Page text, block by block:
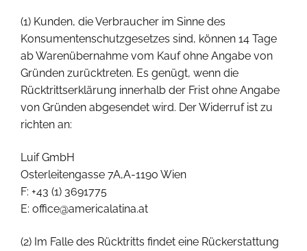
(1) Kunden, die Verbraucher im Sinne des
Konsumentenschutzgesetzes sind, können 14 Tage
ab Warenübernahme vom Kauf ohne Angabe von
Gründen zurücktreten. Es genügt, wenn die
Rücktrittserklärung innerhalb der Frist ohne Angabe
von Gründen abgesendet wird. Der Widerruf ist zu
richten an:
Luif GmbH
Osterleitengasse 7A,A-1190 Wien
F: +43 (1) 3691775
E: office@americalatina.at
(2) Im Falle des Rücktritts findet eine Rückerstattung